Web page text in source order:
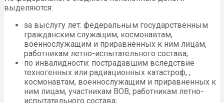
выделяются:
за выслугу лет: федеральным государственным
гражданским служащим, космонавтам,
военнослужащим и приравненных к ним лицам,
работникам летно-испытательного состава;
по инвалидности: пострадавшим вследствие
техногенных или радиационных катастроф, ,
космонавтам, военнослужащим и приравненных к
ним лицам, участникам ВОВ, работникам летно-
испытательного состава;